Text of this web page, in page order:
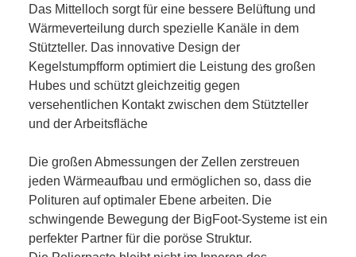
Das Mittelloch sorgt für eine bessere Belüftung und
Wärmeverteilung durch spezielle Kanäle in dem
Stützteller. Das innovative Design der
Kegelstumpfform optimiert die Leistung des großen
Hubes und schützt gleichzeitig gegen
versehentlichen Kontakt zwischen dem Stützteller
und der Arbeitsfläche
Die großen Abmessungen der Zellen zerstreuen
jeden Wärmeaufbau und ermöglichen so, dass die
Polituren auf optimaler Ebene arbeiten. Die
schwingende Bewegung der BigFoot-Systeme ist ein
perfekter Partner für die poröse Struktur.